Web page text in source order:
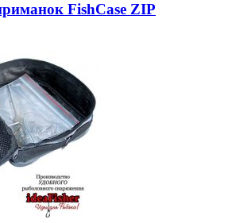
FishCase ZIP